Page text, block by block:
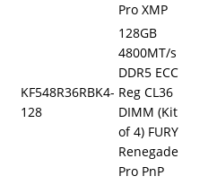
Pro XMP
KF548R36RBK4-
128
128GB
4800MT/s
DDR5 ECC
Reg CL36
DIMM (Kit
of 4) FURY
Renegade
Pro PnP